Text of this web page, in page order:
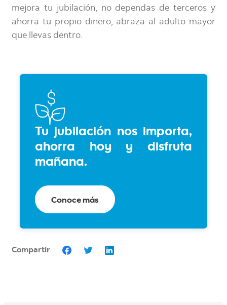
mejora tu jubilación, no dependas de terceros y
ahorra tu propio dinero, abraza al adulto mayor
que llevas dentro.
Tu jubilación nos importa,
ahorra hoy y disfruta
mañana.
Conoce más
Compartir